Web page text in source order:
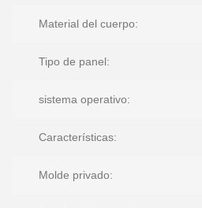
Material del cuerpo:
Tipo de panel:
sistema operativo:
Características:
Molde privado: